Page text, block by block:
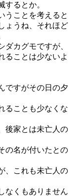
するとか。
うことを考えると
ょうね、それほど
カグモですが、
ることは少ないよ
ですがその日の夕
ることも少なくな
後家とは未亡人の
の名が付いたとの
、これも未亡人の
なくもありません